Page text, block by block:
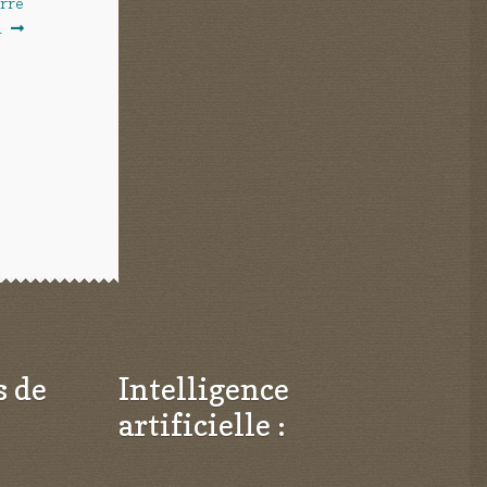
de
Intelligence
artificielle :